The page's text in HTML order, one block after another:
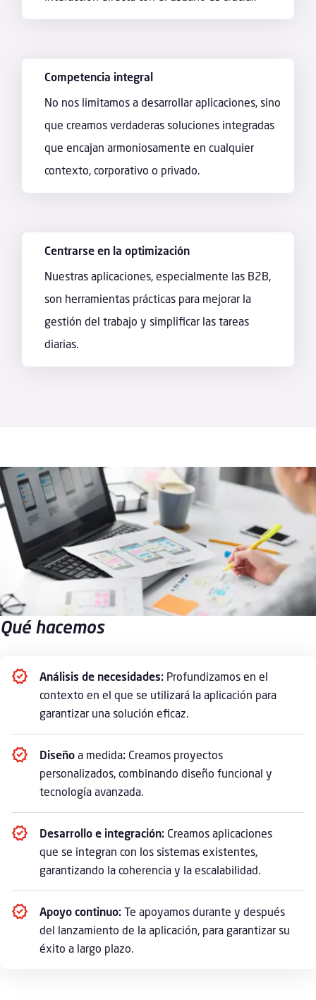
Competencia integral
No nos limitamos a desarrollar aplicaciones, sino
que creamos verdaderas soluciones integradas
que encajan armoniosamente en cualquier
contexto, corporativo o privado.
Centrarse en la optimización
Nuestras aplicaciones, especialmente las B2B,
son herramientas prácticas para mejorar la
gestión del trabajo y simplificar las tareas
diarias.
Qué hacemos
Análisis de necesidades: Profundizamos en el
contexto en el que se utilizará la aplicación para
garantizar una solución eficaz.
Diseño a medida: Creamos proyectos
personalizados, combinando diseño funcional y
tecnología avanzada.
Desarrollo e integración: Creamos aplicaciones
que se integran con los sistemas existentes,
garantizando la coherencia y la escalabilidad.
Apoyo continuo: Te apoyamos durante y después
del lanzamiento de la aplicación, para garantizar su
éxito a largo plazo.